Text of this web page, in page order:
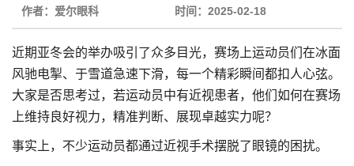
作者：爱尔眼科 时间：2025-02-18
近期亚冬会的举办吸引了众多目光，赛场上运动员们在冰面
风驰电掣、于雪道急速下滑，每一个精彩瞬间都扣人心弦。
大家是否思考过，若运动员中有近视患者，他们如何在赛场
上维持良好视力，精准判断、展现卓越实力呢？
事实上，不少运动员都通过近视手术摆脱了眼镜的困扰。